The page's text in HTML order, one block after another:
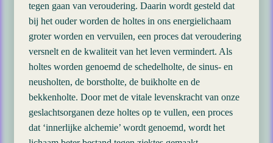
tegen gaan van veroudering. Daarin wordt gesteld dat
bij het ouder worden de holtes in ons energielichaam
groter worden en vervuilen, een proces dat veroudering
versnelt en de kwaliteit van het leven vermindert. Als
holtes worden genoemd de schedelholte, de sinus- en
neusholten, de borstholte, de buikholte en de
bekkenholte. Door met de vitale levenskracht van onze
geslachtsorganen deze holtes op te vullen, een proces
dat ‘innerlijke alchemie’ wordt genoemd, wordt het